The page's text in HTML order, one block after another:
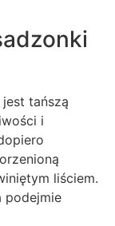
tańszą
i
liściem.
podejmie